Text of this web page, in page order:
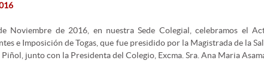
Noviembre de 2016, en nuestra Sede Colegial, celebramos el
e Imposición de Togas, que fue presidido por la Magistrada de la
junto con la Presidenta del Colegio, Excma. Sra. Ana Maria